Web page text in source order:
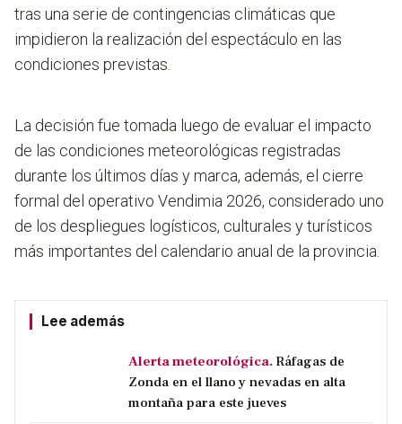
tras una serie de contingencias climáticas que
impidieron la realización del espectáculo en las
condiciones previstas.
La decisión fue tomada luego de evaluar el impacto
de las condiciones meteorológicas registradas
durante los últimos días y marca, además, el cierre
formal del operativo Vendimia 2026, considerado uno
de los despliegues logísticos, culturales y turísticos
más importantes del calendario anual de la provincia.
Lee además
Alerta meteorológica. Ráfagas de
Zonda en el llano y nevadas en alta
montaña para este jueves